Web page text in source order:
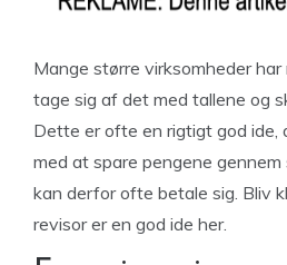
Mange større virksomheder
tage sig af det med tallene og
Dette er ofte en rigtigt god ide,
med at spare pengene
kan derfor ofte betale sig. Bliv
revisor er en god ide her.